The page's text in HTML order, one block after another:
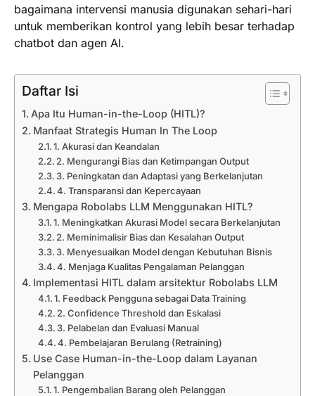
bagaimana intervensi manusia digunakan sehari-hari
untuk memberikan kontrol yang lebih besar terhadap
chatbot dan agen AI.
Daftar Isi
Apa Itu Human-in-the-Loop (HITL)?
Manfaat Strategis Human In The Loop
1. Akurasi dan Keandalan
2. Mengurangi Bias dan Ketimpangan Output
3. Peningkatan dan Adaptasi yang Berkelanjutan
4. Transparansi dan Kepercayaan
Mengapa Robolabs LLM Menggunakan HITL?
1. Meningkatkan Akurasi Model secara Berkelanjutan
2. Meminimalisir Bias dan Kesalahan Output
3. Menyesuaikan Model dengan Kebutuhan Bisnis
4. Menjaga Kualitas Pengalaman Pelanggan
Implementasi HITL dalam arsitektur Robolabs LLM
1. Feedback Pengguna sebagai Data Training
2. Confidence Threshold dan Eskalasi
3. Pelabelan dan Evaluasi Manual
4. Pembelajaran Berulang (Retraining)
Use Case Human-in-the-Loop dalam Layanan
Pelanggan
1. Pengembalian Barang oleh Pelanggan